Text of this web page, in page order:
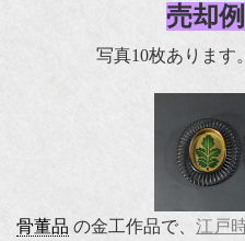
売却
写真10枚あります
骨董品 の金工作品で、 江戸